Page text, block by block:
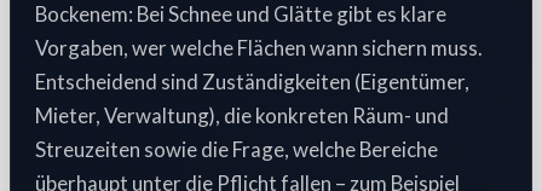
Bockenem: Bei Schnee und Glätte gibt es klare
Vorgaben, wer welche Flächen wann sichern muss.
Entscheidend sind Zuständigkeiten (Eigentümer,
Mieter, Verwaltung), die konkreten Räum- und
Streuzeiten sowie die Frage, welche Bereiche
überhaupt unter die Pflicht fallen – zum Beispiel